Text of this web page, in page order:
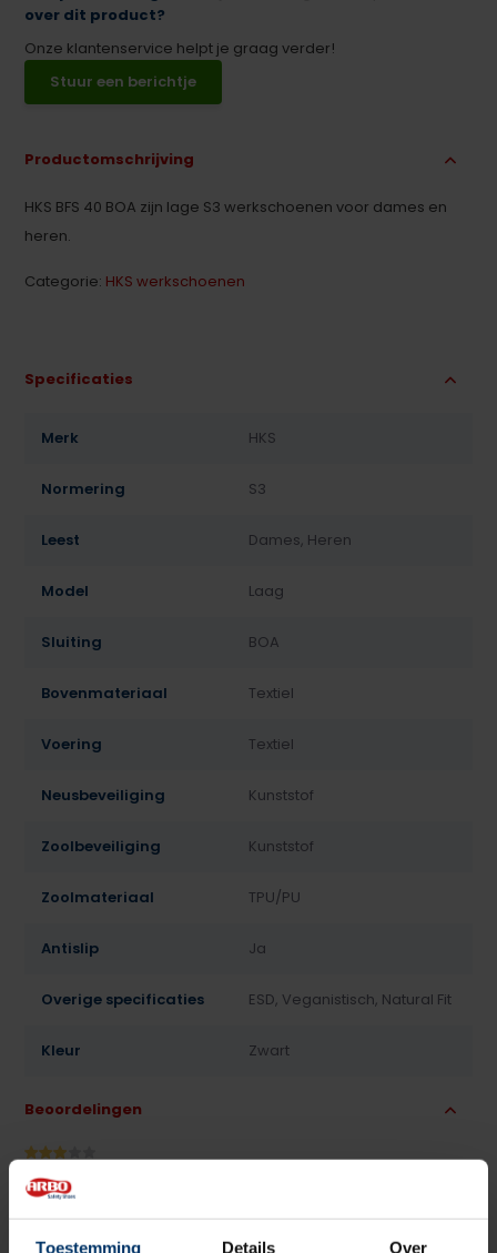
Toestemming Details Over
over dit product?
Onze klantenservice helpt je graag verder!
Stuur een berichtje
Productomschrijving
HKS BFS 40 BOA zijn lage S3 werkschoenen voor dames en
heren.
Categorie: HKS werkschoenen
Specificaties
Merk HKS
Normering S3
Leest Dames, Heren
Model Laag
Sluiting BOA
Bovenmateriaal Textiel
Voering Textiel
Neusbeveiliging Kunststof
Zoolbeveiliging Kunststof
Zoolmateriaal TPU/PU
Antislip Ja
Overige specificaties ESD, Veganistisch, Natural Fit
Kleur Zwart
Beoordelingen
3van5
Schrijf je eigen review